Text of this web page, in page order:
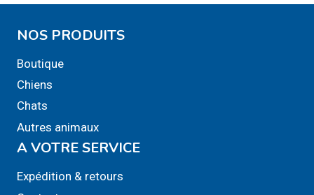
NOS PRODUITS
Boutique
Chiens
Chats
Autres animaux
A VOTRE SERVICE
Expédition & retours